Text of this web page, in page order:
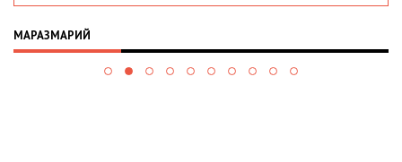
МАРАЗМАРИЙ